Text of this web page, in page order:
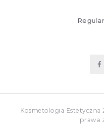
Kosmetologia Estetyczna
prawa